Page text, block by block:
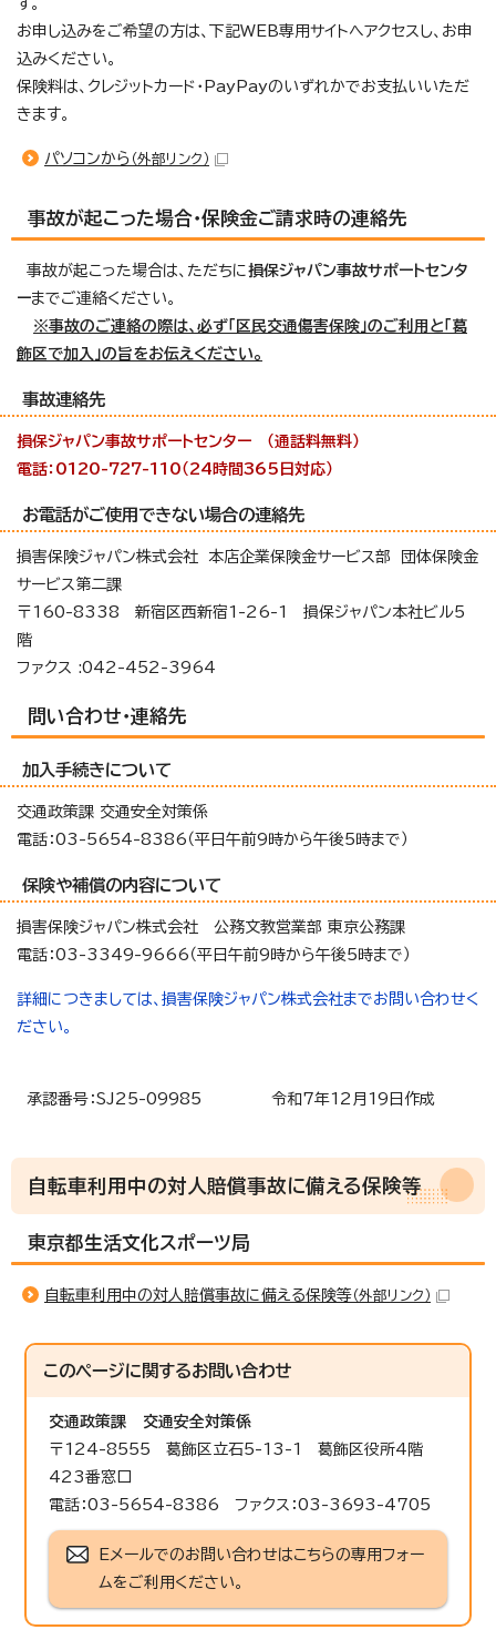
お申し込みをご希望の方は、下記WEB専用サイトへアクセスし、お申
込みください。
保険料は、クレジットカード・PayPayのいずれかでお支払いいただ
きます。
パソコンから （外部リンク）
事故が起こった場合・保険金ご請求時の連絡先
事故が起こった場合は、ただちに損保ジャパン事故サポートセンタ
ーまでご連絡ください。
※事故のご連絡の際は、必ず「区民交通傷害保険」のご利用と「葛
飾区で加入」の旨をお伝えください。
事故連絡先
損保ジャパン事故サポートセンター （通話料無料）
電話：0120-727-110（24時間365日対応）
お電話がご使用できない場合の連絡先
損害保険ジャパン株式会社 本店企業保険金サービス部 団体保険金
サービス第二課
〒160-8338 新宿区西新宿1-26-1 損保ジャパン本社ビル5
階
ファクス :042-452-3964
問い合わせ・連絡先
加入手続きについて
交通政策課 交通安全対策係
電話：03-5654-8386（平日午前9時から午後5時まで）
保険や補償の内容について
損害保険ジャパン株式会社 公務文教営業部 東京公務課
電話：03-3349-9666（平日午前9時から午後5時まで）
詳細につきましては、損害保険ジャパン株式会社までお問い合わせく
ださい。
承認番号：SJ25-09985 令和7年12月19日作成
自転車利用中の対人賠償事故に備える保険等
東京都生活文化スポーツ局
自転車利用中の対人賠償事故に備える保険等（外部リンク）
このページに関するお問い合わせ
交通政策課
交通安全対策係
〒124-8555 葛飾区立石5-13-1 葛飾区役所4階
423番窓口
電話：03-5654-8386 ファクス：03-3693-4705
Eメールでのお問い合わせはこちらの専用フォー
ムをご利用ください。